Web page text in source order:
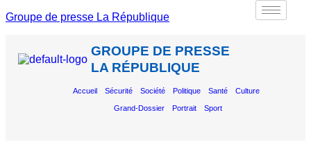
Groupe de presse La République
GROUPE DE PRESSE
LA RÉPUBLIQUE
Accueil Sécurité Société Politique Santé Culture
Grand-Dossier Portrait Sport